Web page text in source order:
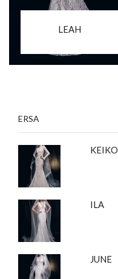
LEAH
ERSA
KEIKO
ILA
JUNE